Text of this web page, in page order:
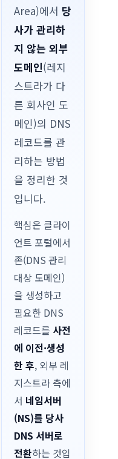
Area)에서 당
사가 관리하
지 않는 외부
도메인(레지
스트라가 다
른 회사인 도
메인)의 DNS
레코드를 관
리하는 방법
을 정리한 것
입니다.
핵심은 클라이
언트 포털에서
존(DNS 관리
대상 도메인)
을 생성하고
필요한 DNS
레코드를 사전
에 이전·생성
한 후, 외부 레
지스트라 측에
서 네임서버
(NS)를 당사
DNS 서버로
전환하는 것입